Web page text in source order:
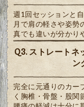
週1回セッションと
月で肩の軽さや姿勢
真でも違いが分かり
Q3. ストレートネ
ン
完全に元通りのカー
く胸椎・骨盤・股関